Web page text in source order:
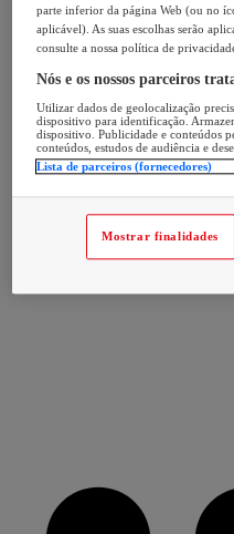
parte inferior da página Web (ou no
aplicável). As suas escolhas serão
consulte a nossa política de
Nós e os nossos parceiros
Utilizar dados de geolocalização
dispositivo para identificação.
dispositivo. Publicidade e conteúdos
conteúdos, estudos de audiência e
Lista de parceiros (fornecedores)
Mostrar finalidades